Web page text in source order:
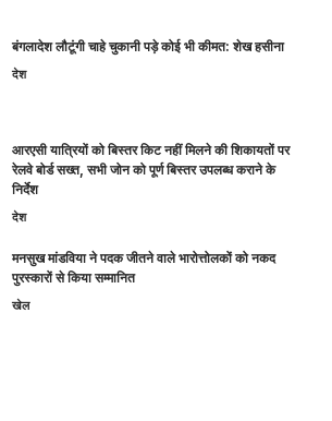
बंगलादेश लौटूंगी चाहे चुकानी पड़े कोई भी कीमत: शेख हसीना
देश
आरएसी यात्रियों को बिस्तर किट नहीं मिलने की शिकायतों पर
रेलवे बोर्ड सख्त, सभी जोन को पूर्ण बिस्तर उपलब्ध कराने के
निर्देश
देश
मनसुख मांडविया ने पदक जीतने वाले भारोत्तोलकों को नकद
पुरस्कारों से किया सम्मानित
खेल